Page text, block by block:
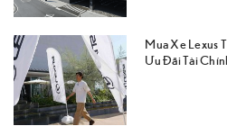
Mua Xe Lexus
Ưu Đãi Tài